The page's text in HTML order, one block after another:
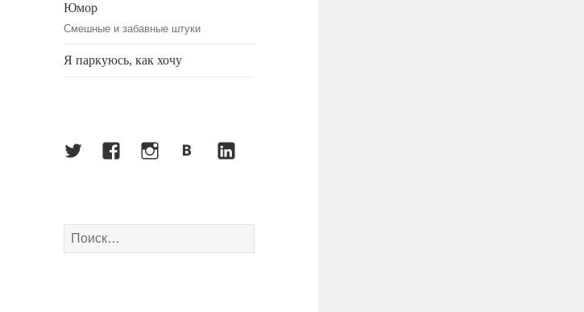
Юмор
Смешные и забавные штуки
Я паркуюсь, как хочу
Twitter FacebookInstagramВКонтактеLinkedIn
Найти: